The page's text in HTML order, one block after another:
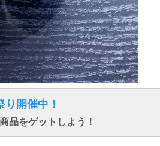
開催中！
品をゲットしよう！